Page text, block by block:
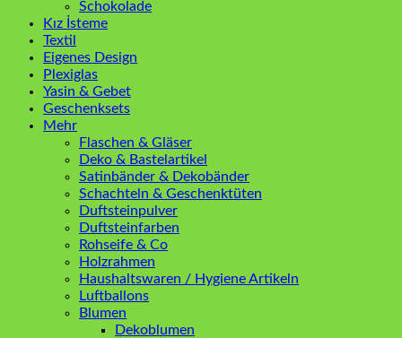
Schokolade
Kız İsteme
Textil
Eigenes Design
Plexiglas
Yasin & Gebet
Geschenksets
Mehr
Flaschen & Gläser
Deko & Bastelartikel
Satinbänder & Dekobänder
Schachteln & Geschenktüten
Duftsteinpulver
Duftsteinfarben
Rohseife & Co
Holzrahmen
Haushaltswaren / Hygiene Artikeln
Luftballons
Blumen
Dekoblumen